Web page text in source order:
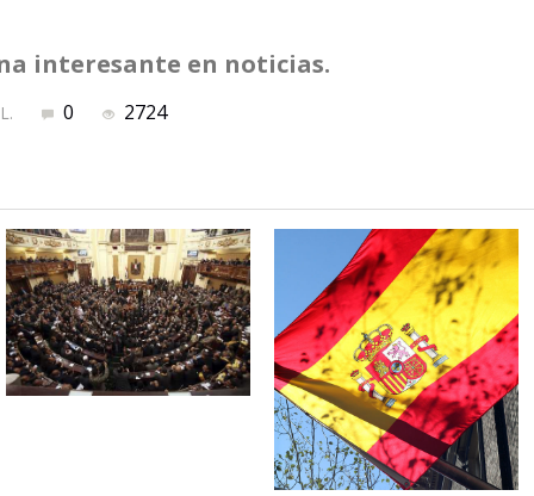
interesante en noticias.
0 2724